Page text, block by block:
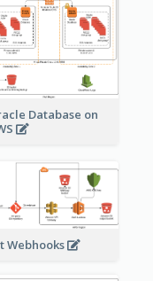
Database on
Webhooks